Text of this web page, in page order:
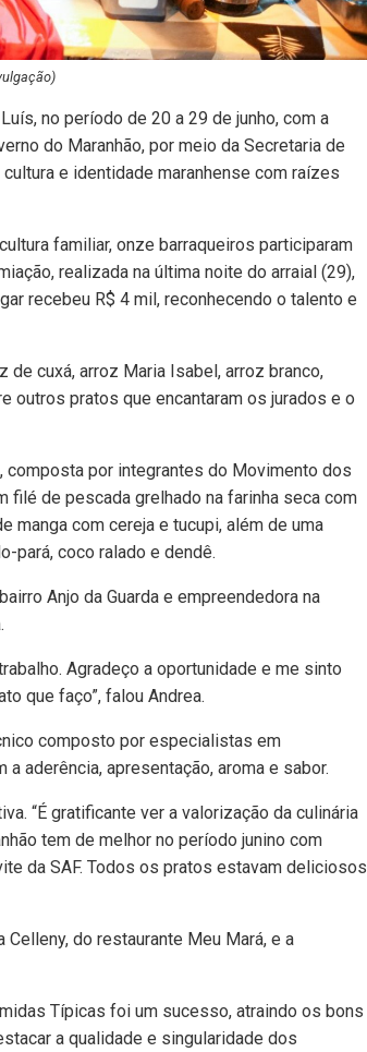
no período de 20 a 29 de junho, com a
do Maranhão, por meio da Secretaria de
e identidade maranhense com raízes
familiar, onze barraqueiros participaram
realizada na última noite do arraial (29),
recebeu R$ 4 mil, reconhecendo o talento e
de cuxá, arroz Maria Isabel, arroz branco,
outros pratos que encantaram os jurados e o
composta por integrantes do Movimento dos
filé de pescada grelhado na farinha seca com
manga com cereja e tucupi, além de uma
pará, coco ralado e dendê.
Anjo da Guarda e empreendedora na
Agradeço a oportunidade e me sinto
que faço”, falou Andrea.
composto por especialistas em
aderência, apresentação, aroma e sabor.
“É gratificante ver a valorização da culinária
tem de melhor no período junino com
da SAF. Todos os pratos estavam deliciosos
do restaurante Meu Mará, e a
Típicas foi um sucesso, atraindo os bons
a qualidade e singularidade dos